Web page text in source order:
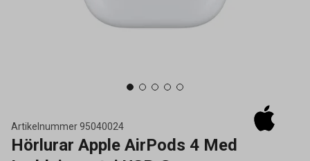
Artikelnummer95040024
Hörlurar Apple AirPods 4 Med